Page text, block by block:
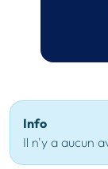
Info
Il n'y a aucun